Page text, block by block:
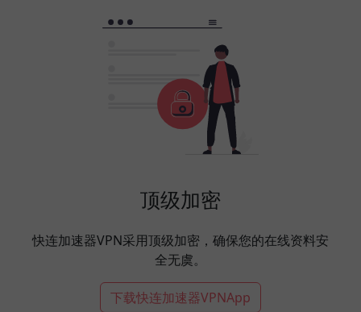
顶级加密
快连加速器VPN采用顶级加密，确保您的在线资料安
全无虞。
下载快连加速器VPNApp